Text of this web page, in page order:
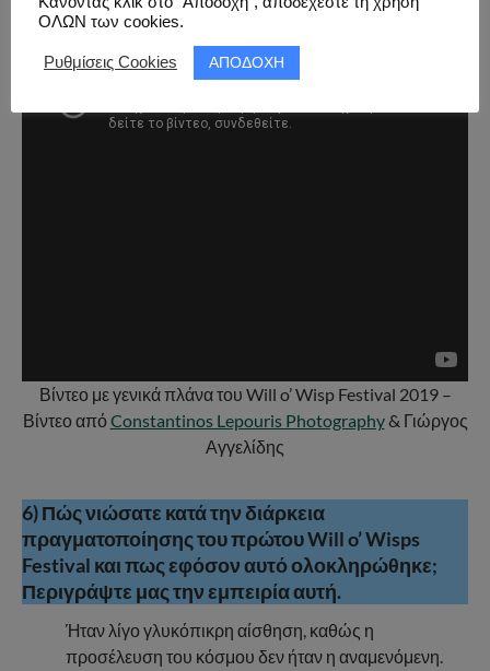
Βίντεο με γενικά πλάνα του Will o’ Wisp Festival 2019 –
Βίντεο από Constantinos Lepouris Photography& Γιώργος
Αγγελίδης
6) Πώς νιώσατε κατά την διάρκεια
πραγματοποίησης του πρώτου Will o’ Wisps
Festival και πως εφόσον αυτό ολοκληρώθηκε;
Περιγράψτε μας την εμπειρία αυτή.
Ήταν λίγο γλυκόπικρη αίσθηση, καθώς η
προσέλευση του κόσμου δεν ήταν η αναμενόμενη.
ΟΛΩΝ των cookies.
Ρυθμίσεις Cookies ΑΠΟΔΟΧΗ